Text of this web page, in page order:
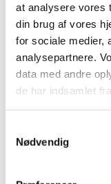
at analysere vores
din brug af vores
for sociale medier,
analysepartnere.
data med andre
de har indsamlet
Nødvendig
Vi leverer også
København eller
Appelsin